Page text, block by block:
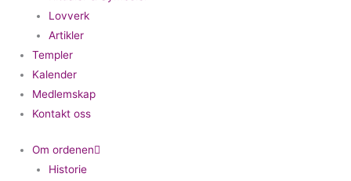
Lovverk
Artikler
Templer
Kalender
Medlemskap
Kontakt oss
Om ordenen
Historie